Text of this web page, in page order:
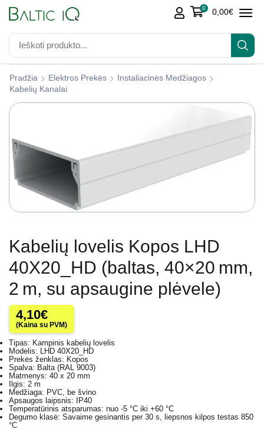
0 0,00€
Pradžia Elektros Prekės
Instaliacinės Medžiagos
Kabelių Kanalai
Kabelių lovelis Kopos LHD
40X20_HD (baltas, 40×20 mm,
2 m, su apsaugine plėvele)
4,10€
(Kaina su PVM)
Tipas: Kampinis kabelių lovelis
Modelis: LHD 40X20_HD
Prekės ženklas: Kopos
Spalva: Balta (RAL 9003)
Matmenys: 40 x 20 mm
Ilgis: 2 m
Medžiaga: PVC, be švino
Apsaugos laipsnis: IP40
Temperatūrinis atsparumas: nuo -5 °C iki +60 °C
Degumo klasė: Savaime gesinantis per 30 s, liepsnos kilpos testas 850
°C